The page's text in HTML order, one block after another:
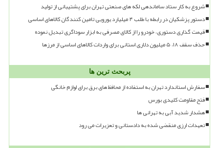
شروع به کار ستاد ساماندهی لکه های صنعتی تهران برای پشتیبانی از تولید
دستور پزشکیان در رابطه با طلب ۴ میلیارد یورویی تامین کنندگان کالاهای اساسی
قیمت گذاری دستوری، خودرو را از کالای مصرفی به ابزار سوداگری تبدیل نموده
حذف سقف ۱۸، ۵ میلیون دلاری استانی برای واردات کالاهای اساسی از مرزها
پربحث ترین ها
سفارش استاندارد تهران به استفاده از محافظ های برق برای لوازم خانگی
فتح مقاومت کلیدی بورس
هشدار شدید آبی به تهرانی ها
تعهدات ارزی منقضی شده به دادستانی و تعزیرات می رود